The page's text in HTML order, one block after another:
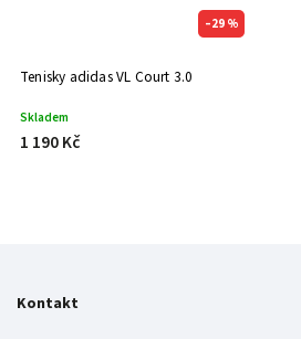
–29 %
Tenisky adidas VL Court 3.0
Skladem
1 190 Kč
Kontakt